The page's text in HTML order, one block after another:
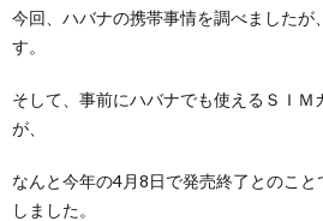
今回、ハバナの携帯事情を調べましたが
す。
そして、事前にハバナでも使えるＳＩＭ
が、
なんと今年の4月8日で発売終了とのこと
しました。